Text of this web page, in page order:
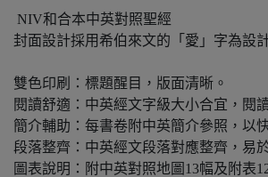
NIV和合本中英對照聖經
封面設計採用希伯來文的「愛」字為設
雙色印刷：標題醒目，版面清晰。
閱讀舒適：中英經文字級大小合宜，閱
簡介輔助：每書卷附中英簡介參照，以
段落整齊：中英經文段落對應整齊，易
圖表說明：附中英對照地圖13幅及附表